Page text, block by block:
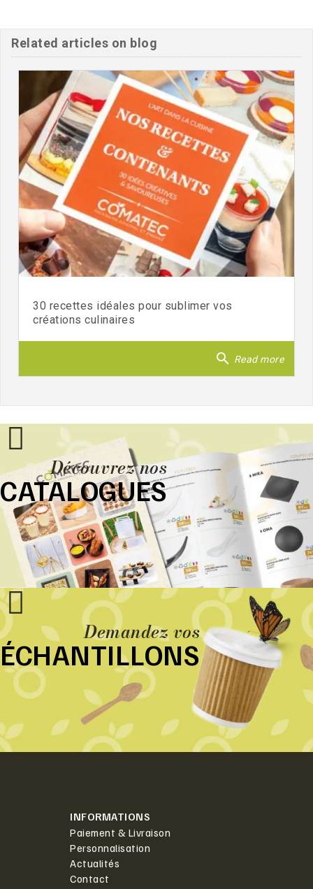
Related articles on blog
30 recettes idéales pour sublimer vos
créations culinaires
search Read more
Découvrez nos
CATALOGUES
Demandez vos
ÉCHANTILLONS
INFORMATIONS
Paiement & Livraison
Personnalisation
Actualités
Contact